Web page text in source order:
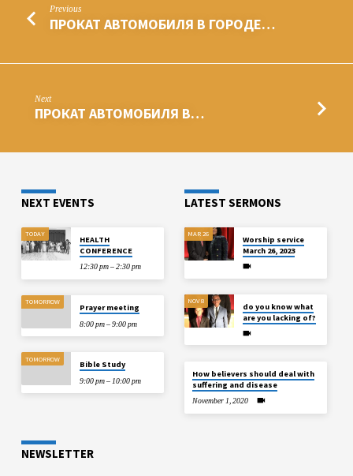
Previous
ПРОКАТ АВТОМОБИЛЯ В ГОРОДЕ…
Next
ПРОКАТ АВТОМОБИЛЯ В…
NEXT EVENTS
TODAY
HEALTH
CONFERENCE
12:30 pm – 2:30 pm
TOMORROW
Prayer meeting
8:00 pm – 9:00 pm
TOMORROW
Bible Study
9:00 pm – 10:00 pm
LATEST SERMONS
MAR 26
Worship service
March 26, 2023
NOV 8
do you know what
are you lacking of?
How believers should deal with
suffering and disease
November 1, 2020
NEWSLETTER